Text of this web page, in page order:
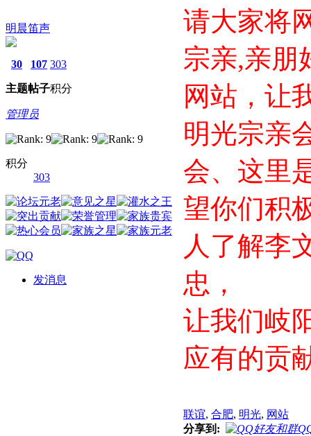
明晨笛声
30
主题
107
帖子
303
积分
管理员
积分
303
发消息
请大家将
宗亲,亲朋
网站，让
明光宗亲
会、这里
望你们积
人了解李
忠，
让我们岐
应有的贡
联谊, 合肥, 明光, 网站
分享到: